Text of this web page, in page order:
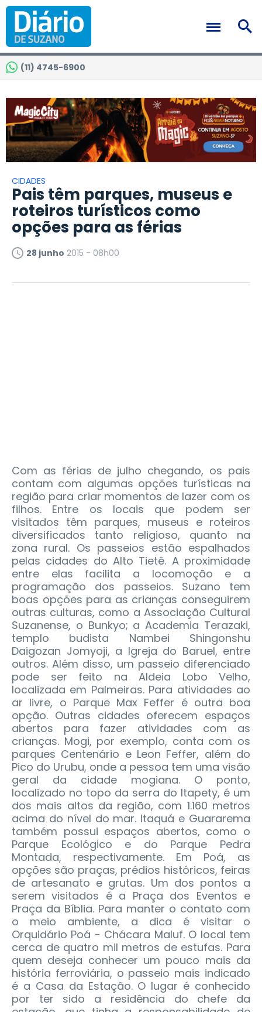
(11) 4745-6900
CIDADES
Pais têm parques, museus e
roteiros turísticos como
opções para as férias
28 junho 2015 - 08h00
Com as férias de julho chegando, os pais
contam com algumas opções turísticas na
região para criar momentos de lazer com os
filhos. Entre os locais que podem ser
visitados têm parques, museus e roteiros
diversificados tanto religioso, quanto na
zona rural. Os passeios estão espalhados
pelas cidades do Alto Tietê. A proximidade
entre elas facilita a locomoção e a
programação dos passeios.Suzano tem
boas opções para as crianças conseguirem
outras culturas, como a Associação Cultural
Suzanense, o Bunkyo; a Academia Terazaki,
templo budista Nambei Shingonshu
Daigozan Jomyoji, a Igreja do Baruel, entre
outros. Além disso, um passeio diferenciado
pode ser feito na Aldeia Lobo Velho,
localizada em Palmeiras. Para atividades ao
ar livre, o Parque Max Feffer é outra boa
opção. Outras cidades oferecem espaços
abertos para fazer atividades com as
crianças. Mogi, por exemplo, conta com os
parques Centenário e Leon Feffer, além do
Pico do Urubu, onde a pessoa tem uma visão
geral da cidade mogiana. O ponto,
localizado no topo da serra do Itapety, é um
dos mais altos da região, com 1.160 metros
acima do nível do mar. Itaquá e Guararema
também possui espaços abertos, como o
Parque Ecológico e do Parque Pedra
Montada, respectivamente. Em Poá, as
opções são praças, prédios históricos, feiras
de artesanato e grutas. Um dos pontos a
serem visitados é a Praça dos Eventos e
Praça da Bíblia. Para manter o contato com
o meio ambiente, a dica é visitar o
Orquidário Poá - Chácara Maluf. O local tem
cerca de quatro mil metros de estufas. Para
quem deseja conhecer um pouco mais da
história ferroviária, o passeio mais indicado
é a Casa da Estação. O lugar é conhecido
por ter sido a residência do chefe da